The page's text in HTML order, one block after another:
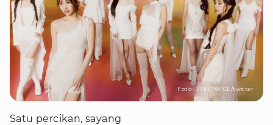
Foto : JYPETWICE/twitter
Satu percikan, sayang